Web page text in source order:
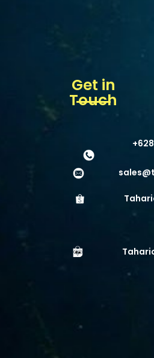
Get in
Touch